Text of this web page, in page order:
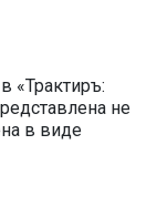
«Трактиръ:
не
в виде